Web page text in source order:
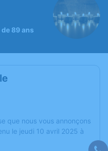
89 ans
que nous vous annonçons
le jeudi 10 avril 2025 à